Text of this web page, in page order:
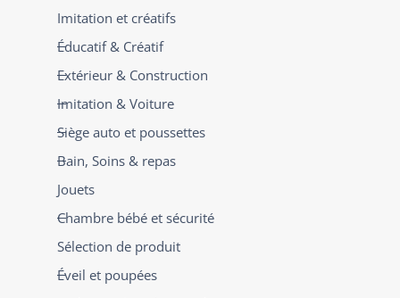
Imitation et créatifs
Éducatif & Créatif
Extérieur & Construction
Imitation & Voiture
Siège auto et poussettes
Bain, Soins & repas
Jouets
Chambre bébé et sécurité
Sélection de produit
Éveil et poupées